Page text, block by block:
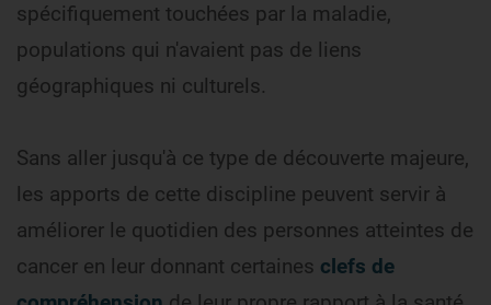
spécifiquement touchées par la maladie,
populations qui n'avaient pas de liens
géographiques ni culturels.
Sans aller jusqu'à ce type de découverte majeure,
les apports de cette discipline peuvent servir à
améliorer le quotidien des personnes atteintes de
cancer en leur donnant certaines clefs de